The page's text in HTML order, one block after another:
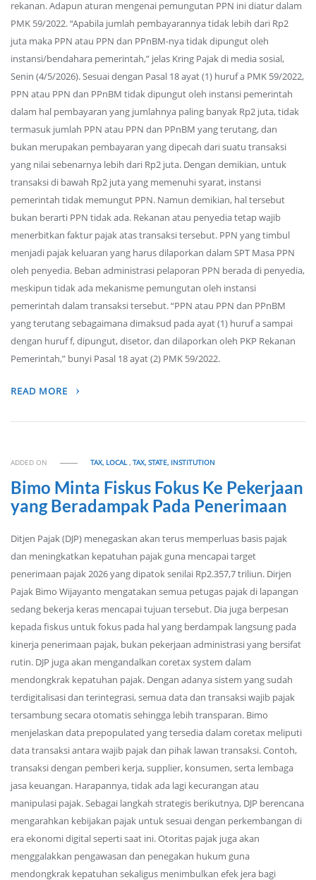
rekanan. Adapun aturan mengenai pemungutan PPN ini diatur dalam
PMK 59/2022. “Apabila jumlah pembayarannya tidak lebih dari Rp2
juta maka PPN atau PPN dan PPnBM-nya tidak dipungut oleh
instansi/bendahara pemerintah,” jelas Kring Pajak di media sosial,
Senin (4/5/2026). Sesuai dengan Pasal 18 ayat (1) huruf a PMK 59/2022,
PPN atau PPN dan PPnBM tidak dipungut oleh instansi pemerintah
dalam hal pembayaran yang jumlahnya paling banyak Rp2 juta, tidak
termasuk jumlah PPN atau PPN dan PPnBM yang terutang, dan
bukan merupakan pembayaran yang dipecah dari suatu transaksi
yang nilai sebenarnya lebih dari Rp2 juta. Dengan demikian, untuk
transaksi di bawah Rp2 juta yang memenuhi syarat, instansi
pemerintah tidak memungut PPN. Namun demikian, hal tersebut
bukan berarti PPN tidak ada. Rekanan atau penyedia tetap wajib
menerbitkan faktur pajak atas transaksi tersebut. PPN yang timbul
menjadi pajak keluaran yang harus dilaporkan dalam SPT Masa PPN
oleh penyedia. Beban administrasi pelaporan PPN berada di penyedia,
meskipun tidak ada mekanisme pemungutan oleh instansi
pemerintah dalam transaksi tersebut. “PPN atau PPN dan PPnBM
yang terutang sebagaimana dimaksud pada ayat (1) huruf a sampai
dengan huruf f, dipungut, disetor, dan dilaporkan oleh PKP Rekanan
Pemerintah,” bunyi Pasal 18 ayat (2) PMK 59/2022.
READ MORE
ADDED ON TAX, LOCAL,TAX, STATE, INSTITUTION
Bimo Minta Fiskus Fokus Ke Pekerjaan
yang Beradampak Pada Penerimaan
Ditjen Pajak (DJP) menegaskan akan terus memperluas basis pajak
dan meningkatkan kepatuhan pajak guna mencapai target
penerimaan pajak 2026 yang dipatok senilai Rp2.357,7 triliun. Dirjen
Pajak Bimo Wijayanto mengatakan semua petugas pajak di lapangan
sedang bekerja keras mencapai tujuan tersebut. Dia juga berpesan
kepada fiskus untuk fokus pada hal yang berdampak langsung pada
kinerja penerimaan pajak, bukan pekerjaan administrasi yang bersifat
rutin. DJP juga akan mengandalkan coretax system dalam
mendongkrak kepatuhan pajak. Dengan adanya sistem yang sudah
terdigitalisasi dan terintegrasi, semua data dan transaksi wajib pajak
tersambung secara otomatis sehingga lebih transparan. Bimo
menjelaskan data prepopulated yang tersedia dalam coretax meliputi
data transaksi antara wajib pajak dan pihak lawan transaksi. Contoh,
transaksi dengan pemberi kerja, supplier, konsumen, serta lembaga
jasa keuangan. Harapannya, tidak ada lagi kecurangan atau
manipulasi pajak. Sebagai langkah strategis berikutnya, DJP berencana
mengarahkan kebijakan pajak untuk sesuai dengan perkembangan di
era ekonomi digital seperti saat ini. Otoritas pajak juga akan
menggalakkan pengawasan dan penegakan hukum guna
mendongkrak kepatuhan sekaligus menimbulkan efek jera bagi